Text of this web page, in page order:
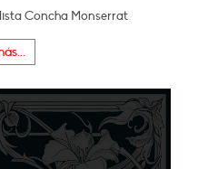
Concha Monserrat